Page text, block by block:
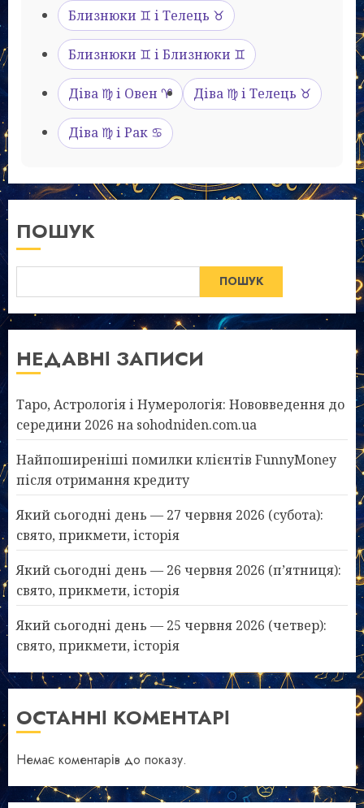
Близнюки ♊ і Телець ♉
Близнюки ♊ і Близнюки ♊
Діва ♍ і Овен ♈ Діва ♍ і Телець ♉
Діва ♍ і Рак ♋
ПОШУК
ПОШУК
НЕДАВНІ ЗАПИСИ
Таро, Астрологія і Нумерологія: Нововведення до
середини 2026 на sohodniden.com.ua
Найпоширеніші помилки клієнтів FunnyMoney
після отримання кредиту
Який сьогодні день — 27 червня 2026 (субота):
свято, прикмети, історія
Який сьогодні день — 26 червня 2026 (п’ятниця):
свято, прикмети, історія
Який сьогодні день — 25 червня 2026 (четвер):
свято, прикмети, історія
ОСТАННІ КОМЕНТАРІ
Немає коментарів до показу.